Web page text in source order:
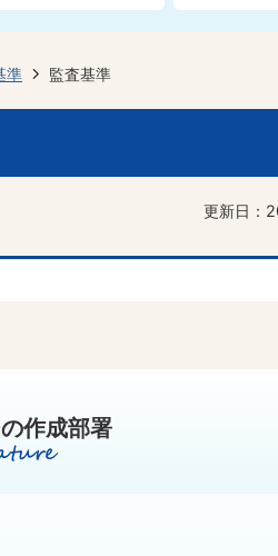
準 監査基準
更新日：
作成部署